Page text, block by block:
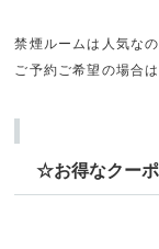
禁煙ルームは人気なの
ご予約ご希望の場合
☆お得なクー